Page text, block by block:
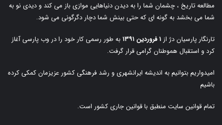
مطالعه تاریخ ، چشمان شما را به دیدن دنیاهایی موازی باز می کند و دیدی نو به
شما می بخشد به گونه ای که حتی بینش شما دچار دگرگونی می شود.
تارنگار پارسیان دژ از ۱ فروردین ۱۳۹۱
به طور رسمی کار خود را در وب پارسی آغاز
کرد و استقبال هموطنان گرامی قرار گرفت.
امیدواریم بتوانیم به اندیشه ایرانشهری و رشد فرهنگی کشور عزیزمان کمکی کرده
باشیم
تمام قوانین سایت منطبق با قوانین جاری کشور است.